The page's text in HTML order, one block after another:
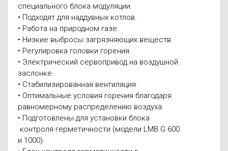
специального блока модуляции.
• Подходят для наддувных котлов.
• Работа на природном газе.
• Низкие выбросы загрязняющих веществ.
• Регулировка головки горения.
• Электрический сервопривод на воздушной
заслонке.
• Стабилизированная вентиляция.
• Оптимальные условия горения благодаря
равномерному распределению воздуха.
• Подготовлены для установки блока
контроля герметичности (модели LMB G 600
и 1000).